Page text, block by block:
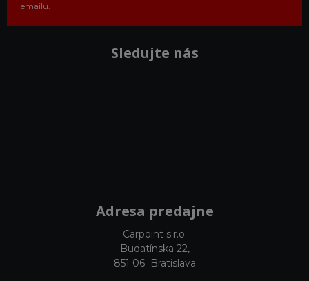
emailu.
Sledujte nás
Adresa predajne
Carpoint s.r.o.
Budatínska 22,
851 06 Bratislava